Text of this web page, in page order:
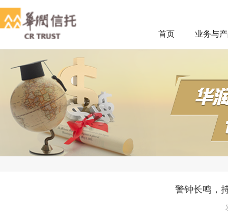
首页 业务与
警钟长鸣，